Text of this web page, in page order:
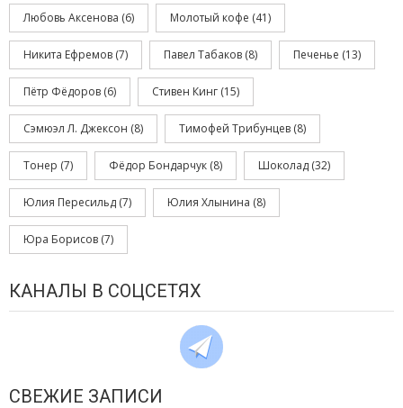
Любовь Аксенова (6) Молотый кофе (41)
Никита Ефремов (7) Павел Табаков (8) Печенье (13)
Пётр Фёдоров (6) Стивен Кинг (15)
Сэмюэл Л. Джексон (8) Тимофей Трибунцев (8)
Тонер (7) Фёдор Бондарчук (8) Шоколад (32)
Юлия Пересильд (7) Юлия Хлынина (8)
Юра Борисов (7)
КАНАЛЫ В СОЦСЕТЯХ
СВЕЖИЕ ЗАПИСИ